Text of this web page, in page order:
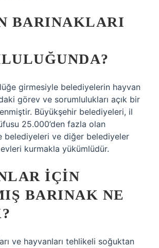
BARINAKLARI
girmesiyle belediyelerin hayvan
görev ve sorumlulukları açık bir
Büyükşehir belediyeleri, il
25.000’den fazla olan
belediyeleri ve diğer belediyeler
kurmakla yükümlüdür.
IÇIN
BARINAK NE
ve hayvanları tehlikeli soğuktan